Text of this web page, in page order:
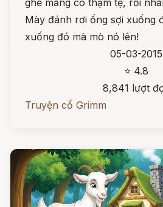
ghẻ mắng cô thậm tệ, rồi
Mày đánh rơi ống sợi xuống
xuống đó mà mò nó lên!
05-03-2015
⭐ 4.8
8,841 lượt
Truyện cổ Grimm